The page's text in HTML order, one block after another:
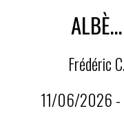
ALBÈ...
Frédéric C.
11/06/2026 -